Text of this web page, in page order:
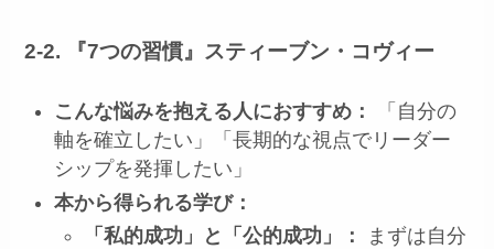
2-2. 『7つの習慣』スティーブン・コヴィー
こんな悩みを抱える人におすすめ：
「自分の
軸を確立したい」「長期的な視点でリーダー
シップを発揮したい」
本から得られる学び：
「私的成功」と「公的成功」：
まずは自分